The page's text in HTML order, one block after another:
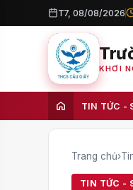
T7, 08/08/2026
KHƠI
TIN TỨC -
Trang chủ›
TIN TỨC -